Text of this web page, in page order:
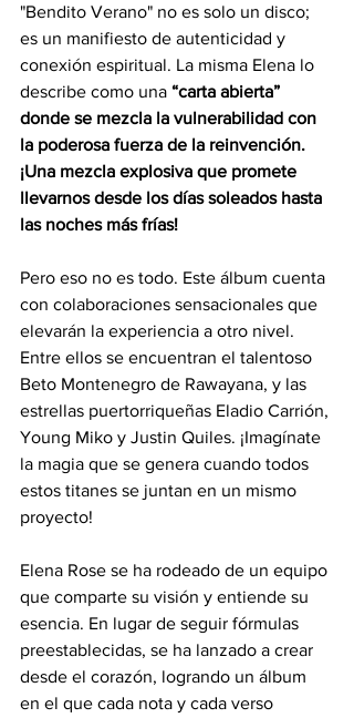
"Bendito Verano" no es solo un disco;
es un manifiesto de autenticidad y
conexión espiritual. La misma Elena lo
describe como una “carta abierta”
donde se mezcla la vulnerabilidad con
la poderosa fuerza de la reinvención.
¡Una mezcla explosiva que promete
llevarnos desde los días soleados hasta
las noches más frías!
Pero eso no es todo. Este álbum cuenta
con colaboraciones sensacionales que
elevarán la experiencia a otro nivel.
Entre ellos se encuentran el talentoso
Beto Montenegro de Rawayana, y las
estrellas puertorriqueñas Eladio Carrión,
Young Miko y Justin Quiles. ¡Imagínate
la magia que se genera cuando todos
estos titanes se juntan en un mismo
proyecto!
Elena Rose se ha rodeado de un equipo
que comparte su visión y entiende su
esencia. En lugar de seguir fórmulas
preestablecidas, se ha lanzado a crear
desde el corazón, logrando un álbum
en el que cada nota y cada verso